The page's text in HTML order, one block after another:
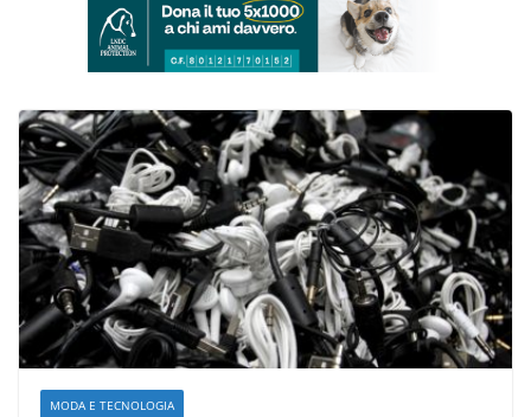
MODA E TECNOLOGIA